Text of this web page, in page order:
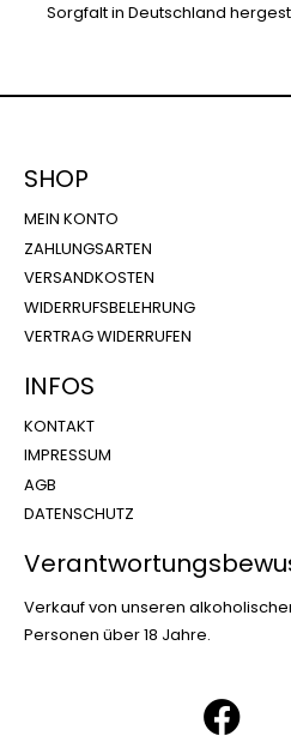
Sorgfalt in Deutschland
SHOP
MEIN KONTO
ZAHLUNGSARTEN
VERSANDKOSTEN
WIDERRUFSBELEHRUNG
VERTRAG WIDERRUFEN
INFOS
KONTAKT
IMPRESSUM
AGB
DATENSCHUTZ
Verkauf von unseren
Personen über 18 Jahre.